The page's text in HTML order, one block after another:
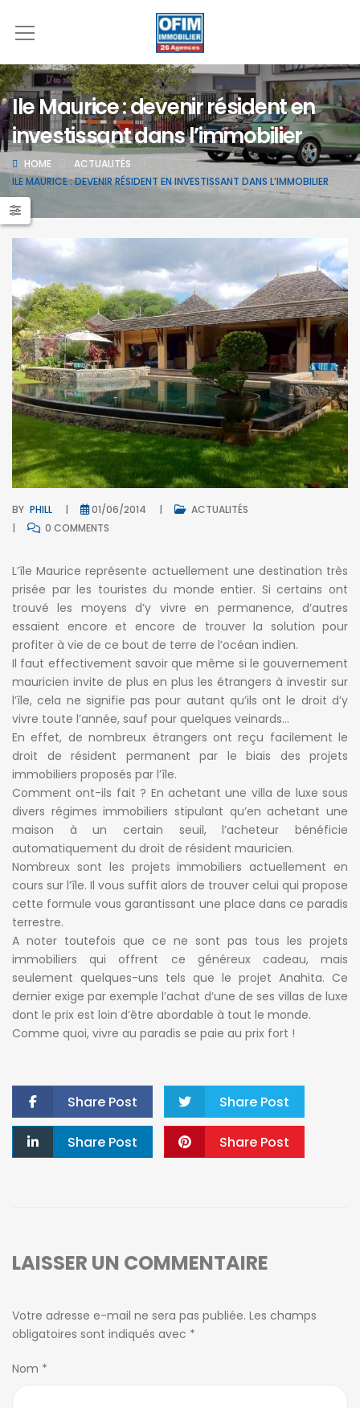
Ile Maurice : devenir résident en
investissant dans l’immobilier
HOME
ACTUALITÉS
ILE MAURICE : DEVENIR RÉSIDENT EN INVESTISSANT DANS L’IMMOBILIER
BY PHILL 01/06/2014
ACTUALITÉS
0 COMMENTS
L’île Maurice représente actuellement une destination très
prisée par les touristes du monde entier. Si certains ont
trouvé les moyens d’y vivre en permanence, d’autres
essaient encore et encore de trouver la solution pour
profiter à vie de ce bout de terre de l’océan indien.
Il faut effectivement savoir que même si le gouvernement
mauricien invite de plus en plus les étrangers à investir sur
l’île, cela ne signifie pas pour autant qu’ils ont le droit d’y
vivre toute l’année, sauf pour quelques veinards…
En effet, de nombreux étrangers ont reçu facilement le
droit de résident permanent par le biais des projets
immobiliers proposés par l’île.
Comment ont-ils fait ? En achetant une villa de luxe sous
divers régimes immobiliers stipulant qu’en achetant une
maison à un certain seuil, l’acheteur bénéficie
automatiquement du droit de résident mauricien.
Nombreux sont les projets immobiliers actuellement en
cours sur l’île. Il vous suffit alors de trouver celui qui propose
cette formule vous garantissant une place dans ce paradis
terrestre.
A noter toutefois que ce ne sont pas tous les projets
immobiliers qui offrent ce généreux cadeau, mais
seulement quelques-uns tels que le projet Anahita. Ce
dernier exige par exemple l’achat d’une de ses villas de luxe
dont le prix est loin d’être abordable à tout le monde.
Comme quoi, vivre au paradis se paie au prix fort !
Share Post Share Post
Share Post Share Post
LAISSER UN COMMENTAIRE
Votre adresse e-mail ne sera pas publiée. Les champs
obligatoires sont indiqués avec *
Nom *